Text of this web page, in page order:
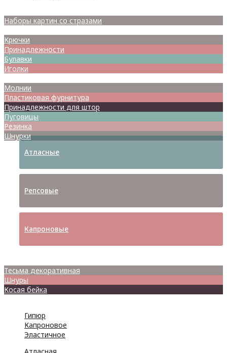
Наборы картин со стразами
Крючки
Принадлежности
Булавки
Иголки
Молнии
Пластиковая фурнитура
Принадлежности для штор
Пуговицы
Резинка
Шнурки
Атласные
Репсовые
Капроновые
Тесьма декоративная
Шнуры
Косая бейка
Гипюр
Капроновое
Эластичное